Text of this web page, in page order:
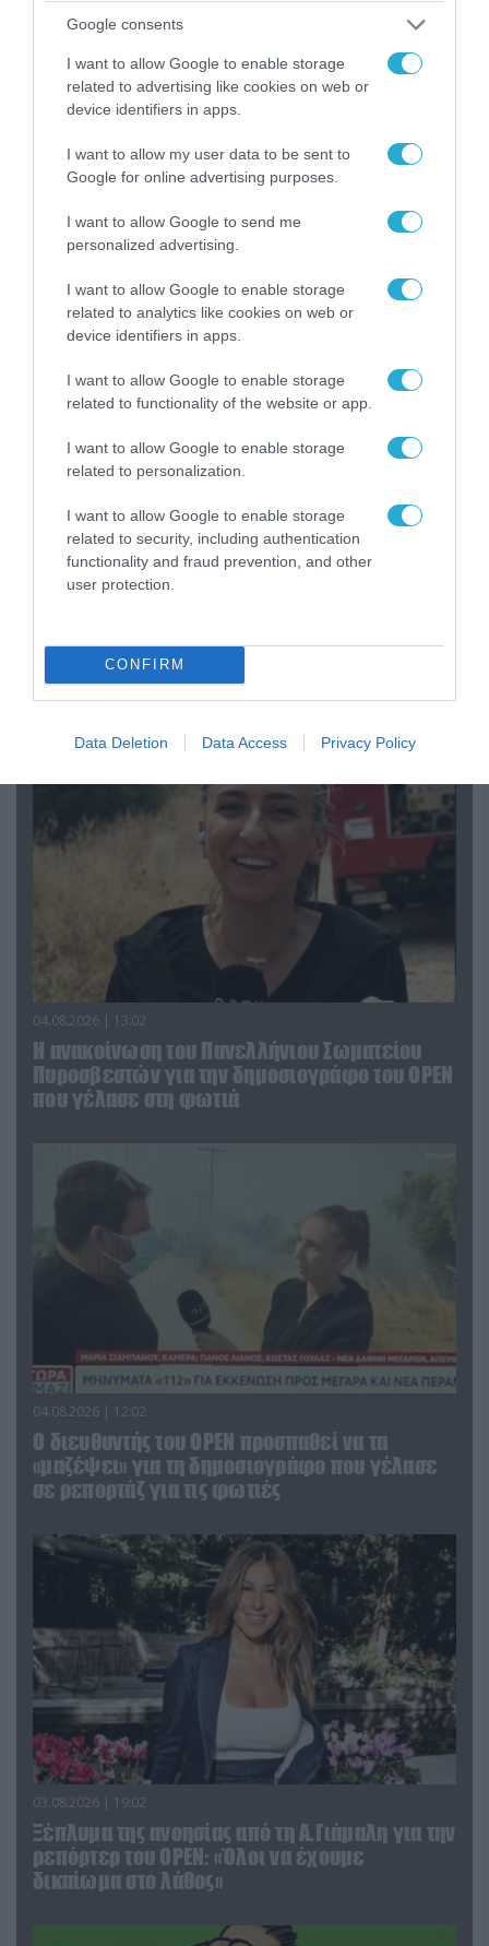
Google consents
I want to allow Google to enable storage
related to advertising like cookies on web or
device identifiers in apps.
I want to allow my user data to be sent to
Google for online advertising purposes.
I want to allow Google to send me
personalized advertising.
I want to allow Google to enable storage
related to analytics like cookies on web or
device identifiers in apps.
I want to allow Google to enable storage
related to functionality of the website or app.
I want to allow Google to enable storage
related to personalization.
I want to allow Google to enable storage
related to security, including authentication
functionality and fraud prevention, and other
user protection.
CONFIRM
Data Deletion Data Access Privacy Policy
«Οι εντελώς αθώοι»: Η ανάρτηση του Αρκά για
τα ζώα που χάθηκαν στις πυρκαγιές της
Αττικής (φωτο)
04.08.2026 | 15:02
Αυτή την ώρα το τελευταίο «αντίο» στον πρώην
υπουργό Ι.Βαρβιτσιώτη (φωτο)
04.08.2026 | 13:02
Η ανακοίνωση του Πανελλήνιου Σωματείου
Πυροσβεστών για την δημοσιογράφο του OPEN
που γέλασε στη φωτιά
04.08.2026 | 12:02
O διευθυντής του OPEN προσπαθεί να τα
«μαζέψει» για τη δημοσιογράφο που γέλασε
σε ρεπορτάζ για τις φωτιές
03.08.2026 | 19:02
Ξέπλυμα της ανοησίας από τη Α.Γιάμαλη για την
ρεπόρτερ του ΟΡΕΝ: «Όλοι να έχουμε
δικαίωμα στο λάθος»